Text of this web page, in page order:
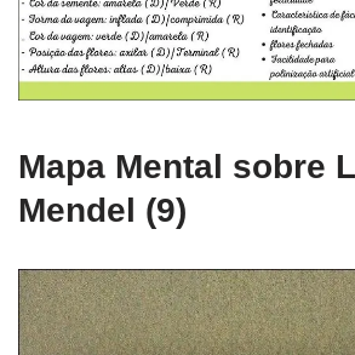
Mapa Mental sobre
Mendel (9)